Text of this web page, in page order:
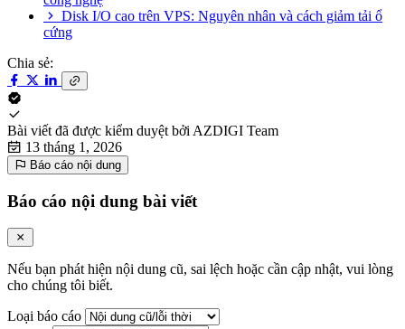
Disk I/O cao trên VPS: Nguyên nhân và cách giảm tải ổ
cứng
Chia sẻ:
Bài viết đã được kiểm duyệt bởi AZDIGI Team
13 tháng 1, 2026
Báo cáo nội dung
Báo cáo nội dung bài viết
Nếu bạn phát hiện nội dung cũ, sai lệch hoặc cần cập nhật, vui lòng
cho chúng tôi biết.
Loại báo cáo